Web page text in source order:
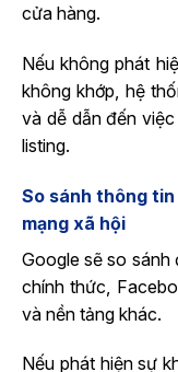
cửa hàng.
Nếu không phát
không khớp, hệ
và dễ dẫn đến
listing.
So sánh thông
mạng xã hội
Google sẽ so sánh
chính thức,
và nền tảng khác.
Nếu phát hiện sự